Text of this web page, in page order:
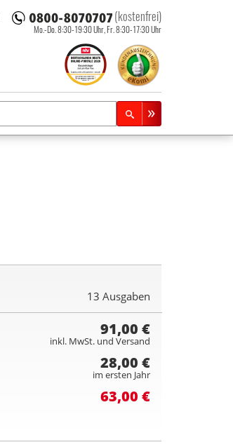
(kostenfrei)
Mo.-Do. 8:30-19:30 Uhr, Fr. 8:30-17:30 Uhr
13 Ausgaben
91,00 €
inkl. MwSt. und Versand
28,00 €
im ersten Jahr
63,00 €